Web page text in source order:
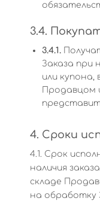
3.4.
3.4.1.
Заказа при
или
Продавцом
4. Сроки
4.1. Срок
наличия
складе
на обработку